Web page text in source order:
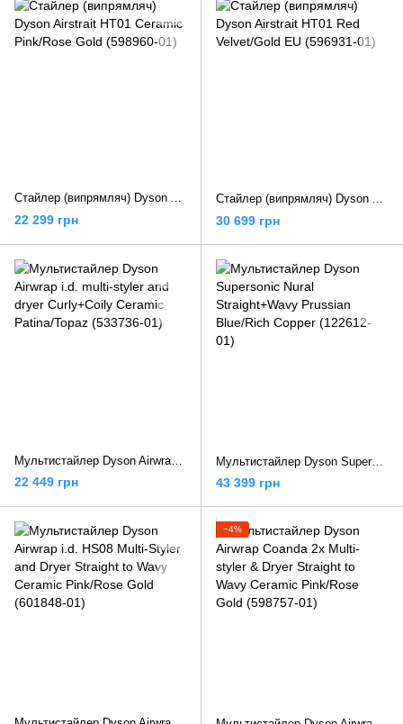
Стайлер (випрямляч) Dyson Airstrait HT01 Ceramic Pink/Rose Gold (598960-01)
22 299 грн
Стайлер (випрямляч) Dyson Airstrait HT01 Red Velvet/Gold EU (596931-01)
30 699 грн
22 449 грн
Мультистайлер Dyson Supersonic Nural Straight+Wavy Prussian Blue/Rich Copper (122612-01)
43 399 грн
−4%